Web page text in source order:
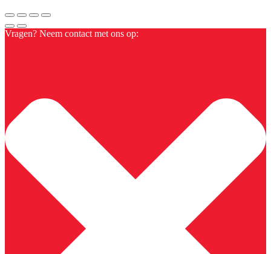
Vragen? Neem contact met ons op: